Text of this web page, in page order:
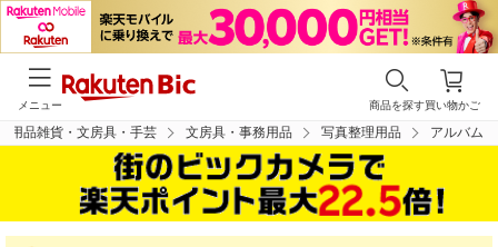
買い物かご
商品を探す
メニュー
用品雑貨・文房具・手芸 文房具・事務用品 写真整理用品 アルバム